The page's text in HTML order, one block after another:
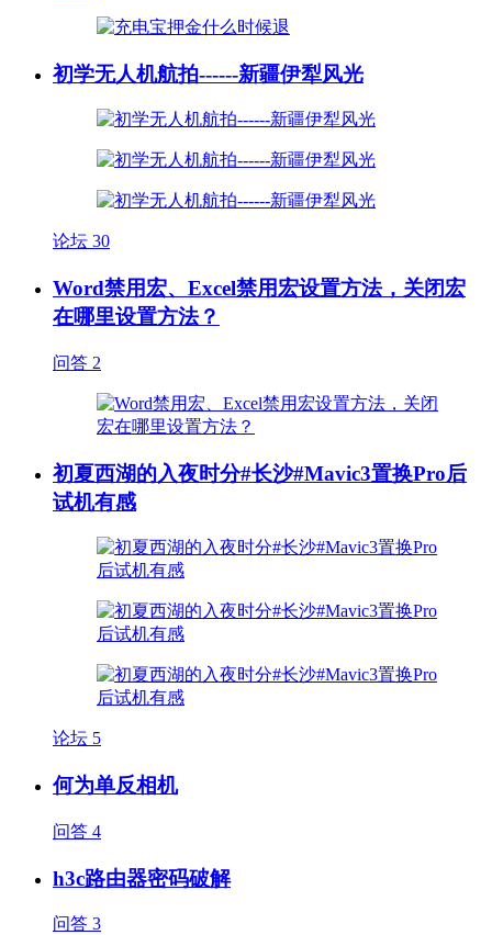
初学无人机航拍------新疆伊犁风光
论坛 30
Word禁用宏、Excel禁用宏设置方法，关闭宏
在哪里设置方法？
问答 2
初夏西湖的入夜时分#长沙#Mavic3置换Pro后
试机有感
论坛 5
何为单反相机
问答 4
h3c路由器密码破解
问答 3